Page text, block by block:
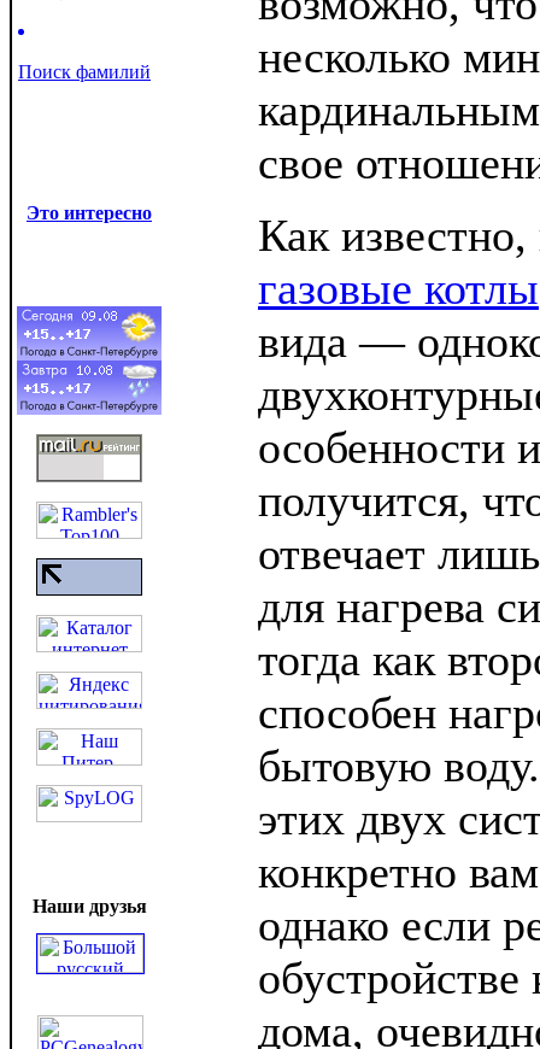
Поиск фамилий
Это интересно
Наши друзья
несколько
свое
Как
газовые котлы
вида —
особенности
получится,
отвечает
для нагрева
тогда как
способен
бытовую
этих двух
конкретно
однако если
обустройстве
дома,